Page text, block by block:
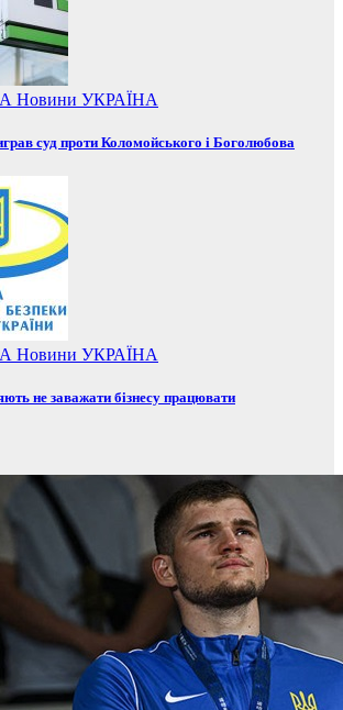
Новини УКРАЇНА
суд проти Коломойського і Боголюбова
Новини УКРАЇНА
не заважати бізнесу працювати